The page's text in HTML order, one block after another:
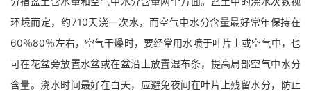
环境而定，约710天浇一次水，而空气中水分含量最好常年保持在
60％80％左右，空气干燥时，要经常用水喷于叶片上或空气中，也
可在花盆旁放置水盆或在盆沿上放置湿布条，提高局部空气中水分
含量。浇水时间最好在白天，应避免夜间在叶片上残留水分，防止